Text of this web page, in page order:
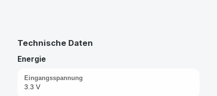
Technische Daten
Energie
Eingangsspannung
3.3 V